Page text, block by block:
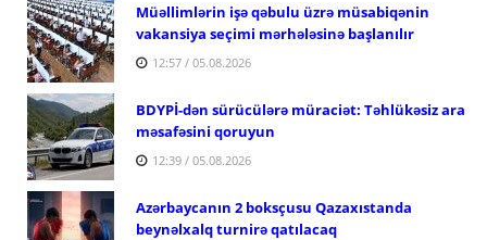
Müəllimlərin işə qəbulu üzrə müsabiqənin
vakansiya seçimi mərhələsinə başlanılır
12:57 / 05.08.2026
BDYPİ-dən sürücülərə müraciət: Təhlükəsiz ara
məsafəsini qoruyun
12:39 / 05.08.2026
Azərbaycanın 2 boksçusu Qazaxıstanda
beynəlxalq turnirə qatılacaq